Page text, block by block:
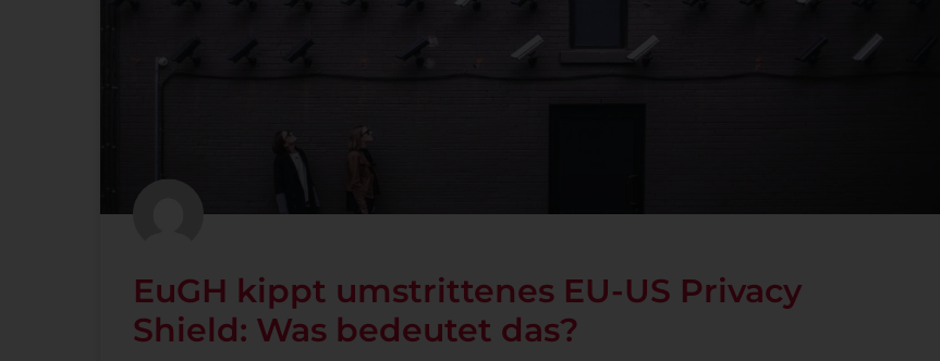
EuGH kippt umstrittenes EU-US Privacy
Shield: Was bedeutet das?